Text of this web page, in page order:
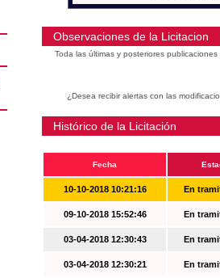
Observaciones de la Licitacion
Toda las últimas y posteriores
¿Desea recibir alertas con las
Histórico de la Licitación
Fecha
10-10-2018 10:21:16 En
09-10-2018 15:52:46 En
03-04-2018 12:30:43 En
03-04-2018 12:30:21 En